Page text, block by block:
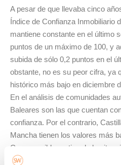
A pesar de que llevaba cinco
Índice de Confianza Inmobiliario
mantiene constante en el último
puntos de un máximo de 100, y
subida de sólo 0,2 puntos en el
obstante, no es su peor cifra, ya
histórico más bajo en diciembre
En el análisis de comunidades
Baleares son las que cuentan
confianza. Por el contrario,
Mancha tienen los valores más
Como posible motivo de la
en Cataluña, es la única